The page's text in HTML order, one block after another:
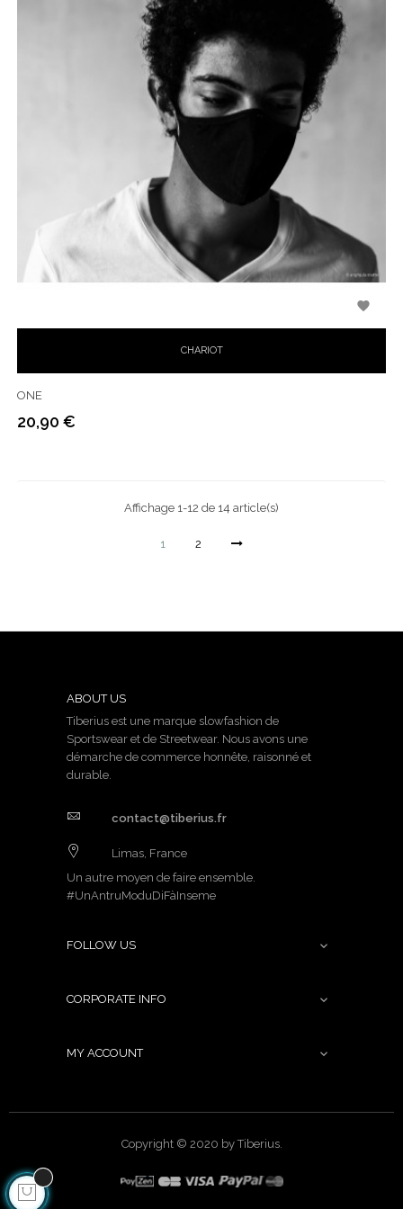
CHARIOT

ONE
Prix
20,90 €
Affichage 1-12 de 14 article(s)
1 2
ABOUT US
Tiberius est une marque slowfashion de
Sportswear et de Streetwear. Nous avons une
démarche de commerce honnête, raisonné et
durable.
contact@tiberius.fr
Limas, France
Un autre moyen de faire ensemble.
#UnAntruModuDiFàInseme
FOLLOW US 
CORPORATE INFO 
MY ACCOUNT 
Copyright © 2020 by Tiberius.